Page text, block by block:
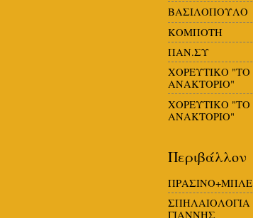
ΒΑΣΙΛΟΠΟΥΛΟ
ΚΟΜΠΟΤΗ
ΠΑΝ.ΣΥ
ΧΟΡΕΥΤΙΚΟ "ΤΟ
ΑΝΑΚΤΟΡΙΟ"
ΧΟΡΕΥΤΙΚΟ "ΤΟ
ΑΝΑΚΤΟΡΙΟ"
Περιβάλλον
ΠΡΑΣΙΝΟ+ΜΠΛΕ
ΣΠΗΛΑΙΟΛΟΓΙΑ
ΓΙΑΝΝΗΣ